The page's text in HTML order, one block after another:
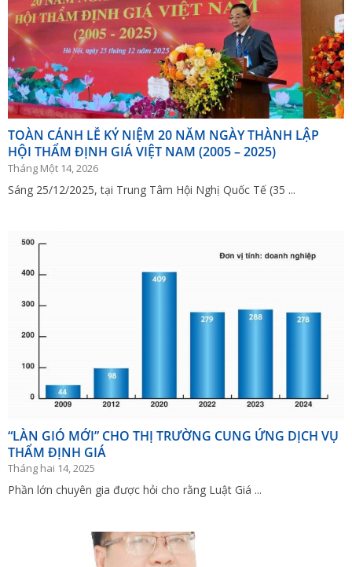
TOÀN CẢNH LỄ KỶ NIỆM 20 NĂM NGÀY THÀNH LẬP
HỘI THẨM ĐỊNH GIÁ VIỆT NAM (2005 – 2025)
Tháng Một 14, 2026
Sáng 25/12/2025, tại Trung Tâm Hội Nghị Quốc Tế (35 ...
“LÀN GIÓ MỚI” CHO THỊ TRƯỜNG CUNG ỨNG DỊCH VỤ
THẨM ĐỊNH GIÁ
Tháng hai 14, 2025
Phần lớn chuyên gia được hỏi cho rằng Luật Giá ...